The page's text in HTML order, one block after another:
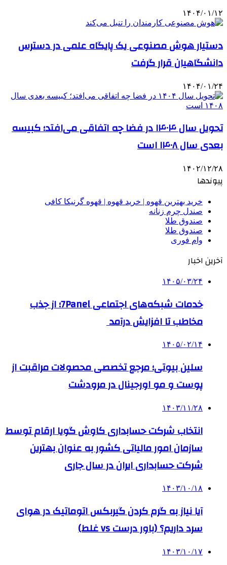
۱۴۰۴/۰۱/۱۲
دستیار هوش مصنوعی یک پایگاه علمی در دسترس
دانشگاهیان قرار گرفت
۱۴۰۴/۰۱/۲۴
تحویل سال ۱۴۰۴ در فضا چه اتفاقی می‌افتد؛ کبیسه
بعدی سال ۱۴۰۸ است
۱۴۰۲/۱۲/۲۸
پیوندها
خرید بهترین قهوه | خرید قهوه | قهوه گرنیکا کافی
صندل چرم زنانه
صندوق طلا
صندوق طلا
وام فوری
آخرین اخبار
۱۴۰۵/۰۳/۲۴
خدمات شبکه‌های اجتماعی 7Panel؛ از جذب
مخاطب تا افزایش درآمد
۱۴۰۵/۰۲/۱۴
سلین بیوتی؛ مرجع تخصصی محصولات مراقبت از
پوست و مو اورجینال در مرودشت
۱۴۰۳/۱۱/۲۸
انتخاب شرکت حسابداری کاوش گویا ارقام توسط
سازمان امور مالیاتی کشور به عنوان بهترین
شرکت حسابداری ایران در سال جاری
۱۴۰۳/۱۰/۱۸
آیا نیاز به گرم کردن گیربکس اتوماتیک در هوای
سرد داریم؟ (باور درست vs غلط)
۱۴۰۳/۱۰/۱۷